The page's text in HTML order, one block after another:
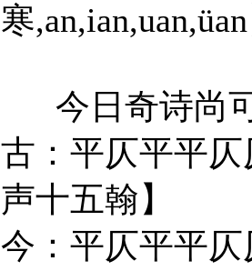
寒
今日奇诗尚
古：平仄平平
声十五翰】
今：平仄平平